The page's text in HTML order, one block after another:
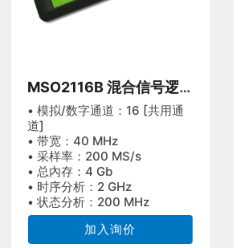
MSO2116B 混合信号逻辑
分析仪
• 模拟/数字通道：16 [共用通
道]
• 带宽：40 MHz
• 采样率：200 MS/s
• 总內存：4 Gb
• 时序分析：2 GHz
• 状态分析：200 MHz
加入询价